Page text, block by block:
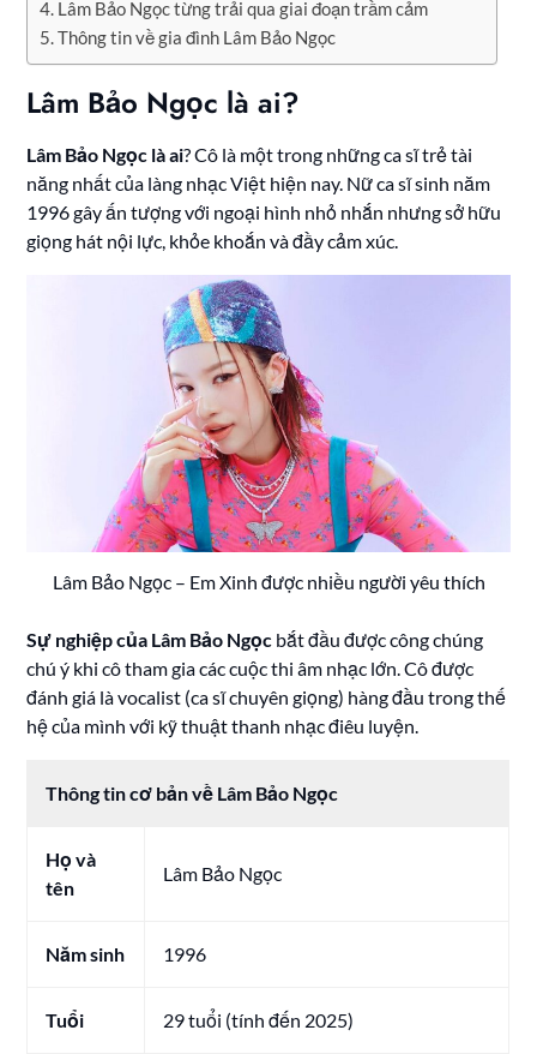
Lâm Bảo Ngọc từng trải qua giai đoạn trầm cảm
Thông tin về gia đình Lâm Bảo Ngọc
Lâm Bảo Ngọc là ai?
Lâm Bảo Ngọc là ai? Cô là một trong những ca sĩ trẻ tài
năng nhất của làng nhạc Việt hiện nay. Nữ ca sĩ sinh năm
1996 gây ấn tượng với ngoại hình nhỏ nhắn nhưng sở hữu
giọng hát nội lực, khỏe khoắn và đầy cảm xúc.
Lâm Bảo Ngọc – Em Xinh được nhiều người yêu thích
Sự nghiệp của Lâm Bảo Ngọc bắt đầu được công chúng
chú ý khi cô tham gia các cuộc thi âm nhạc lớn. Cô được
đánh giá là vocalist (ca sĩ chuyên giọng) hàng đầu trong thế
hệ của mình với kỹ thuật thanh nhạc điêu luyện.
Thông tin cơ bản về Lâm Bảo Ngọc
Họ và
tên
Lâm Bảo Ngọc
Năm sinh 1996
Tuổi 29 tuổi (tính đến 2025)